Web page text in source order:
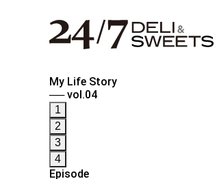
My Life Story
── vol.04
1
2
3
4
Episode